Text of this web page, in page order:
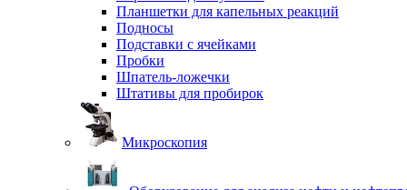
Планшетки для капельных реакций
Подносы
Подставки с ячейками
Пробки
Шпатель-ложечки
Штативы для пробирок
Микроскопия